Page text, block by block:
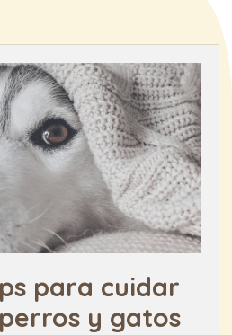
para cuidar
y gatos